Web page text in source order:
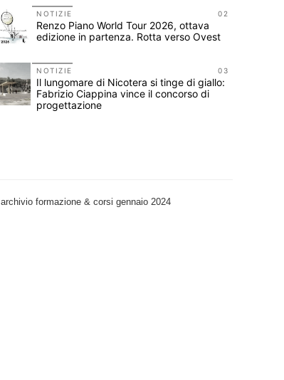
02
NOTIZIE
Renzo Piano World Tour 2026, ottava
edizione in partenza. Rotta verso Ovest
03
NOTIZIE
Il lungomare di Nicotera si tinge di giallo:
Fabrizio Ciappina vince il concorso di
progettazione
archivio formazione & corsi gennaio 2024